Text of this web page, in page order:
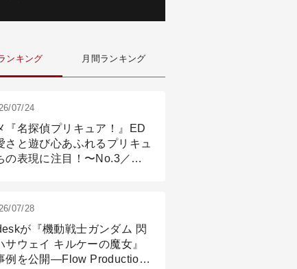
ンキング 月間ランキング
07/24
『名探偵プリキュア！』ED
さと遊び心あふれるプリキュ
の表現に注目！〜No.3／ア
07/28
が『機動戦士ガンダム 閃
サウェイ キルケーの魔女』
例を公開―Flow Production